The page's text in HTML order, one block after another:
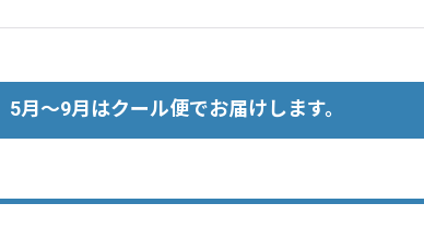
5月～9月はクール便でお届けします。